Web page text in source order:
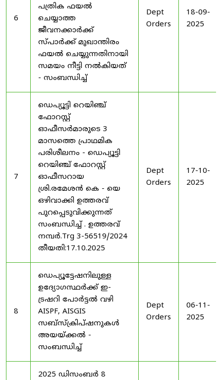
6
പത്രിക ഫയൽ
ചെയ്യാത്ത
ജീവനക്കാർക്ക്
സ്പാർക്ക് മുഖാന്തിരം
ഫയൽ ചെയ്യുന്നതിനായി
സമയം നീട്ടി നൽകിയത്
- സംബന്ധിച്ച്
Dept
Orders
18-09-
2025
7
ഡെപ്യൂട്ടി റെയിഞ്ച്
ഫോറസ്റ്റ്
ഓഫീസർമാരുടെ 3
മാസത്തെ പ്രാഥമിക
പരിശീലനം - ഡെപ്യൂട്ടി
റെയിഞ്ച് ഫോറസ്റ്റ്
ഓഫീസറായ
ശ്രി.രമേശൻ കെ - യെ
ഒഴിവാക്കി ഉത്തരവ്
പുറപ്പെടുവിക്കുന്നത്
സംബന്ധിച്ച് . ഉത്തരവ്
നമ്പർ.Trg 3-56519/2024
തീയതി:17.10.2025
Dept
Orders
17-10-
2025
8
ഡെപ്യൂട്ടേഷനിലുള്ള
ഉദ്യോഗസ്ഥർക്ക് ഇ-
ട്രഷറി പോർട്ടൽ വഴി
AISPF, AISGIS
സബ്‌സ്‌ക്രിപ്‌ഷനുകൾ
അയയ്ക്കൽ -
സംബന്ധിച്ച്
Dept
Orders
06-11-
2025
2025 ഡിസംബർ 8